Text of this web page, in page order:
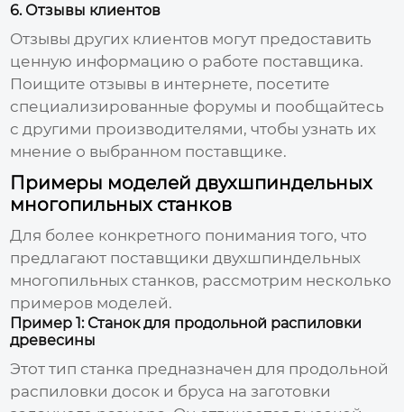
6. Отзывы клиентов
Отзывы других клиентов могут предоставить
ценную информацию о работе поставщика.
Поищите отзывы в интернете, посетите
специализированные форумы и пообщайтесь
с другими производителями, чтобы узнать их
мнение о выбранном поставщике.
Примеры моделей двухшпиндельных
многопильных станков
Для более конкретного понимания того, что
предлагают поставщики двухшпиндельных
многопильных станков, рассмотрим несколько
примеров моделей.
Пример 1: Станок для продольной распиловки
древесины
Этот тип станка предназначен для продольной
распиловки досок и бруса на заготовки